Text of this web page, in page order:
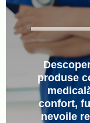
produse
confort,
nevoile